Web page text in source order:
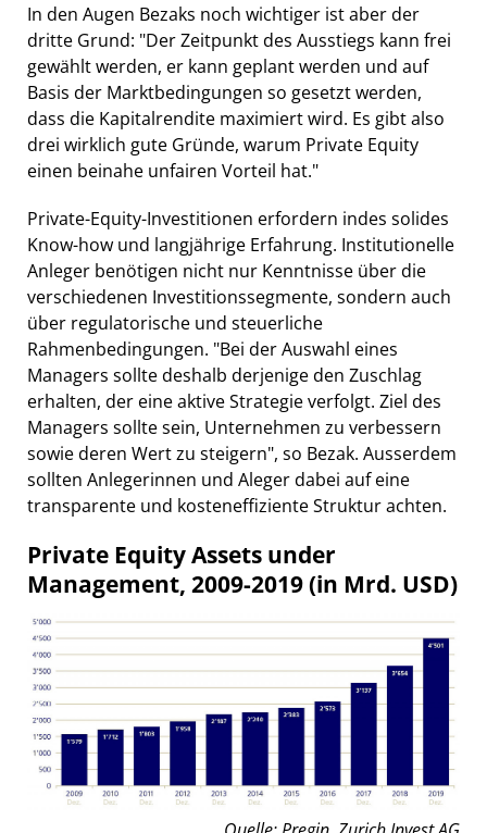
In den Augen Bezaks noch wichtiger ist aber der
dritte Grund: "Der Zeitpunkt des Ausstiegs kann frei
gewählt werden, er kann geplant werden und auf
Basis der Marktbedingungen so gesetzt werden,
dass die Kapitalrendite maximiert wird. Es gibt also
drei wirklich gute Gründe, warum Private Equity
einen beinahe unfairen Vorteil hat."
Private-Equity-Investitionen erfordern indes solides
Know-how und langjährige Erfahrung. Institutionelle
Anleger benötigen nicht nur Kenntnisse über die
verschiedenen Investitionssegmente, sondern auch
über regulatorische und steuerliche
Rahmenbedingungen. "Bei der Auswahl eines
Managers sollte deshalb derjenige den Zuschlag
erhalten, der eine aktive Strategie verfolgt. Ziel des
Managers sollte sein, Unternehmen zu verbessern
sowie deren Wert zu steigern", so Bezak. Ausserdem
sollten Anlegerinnen und Aleger dabei auf eine
transparente und kosteneffiziente Struktur achten.
Private Equity Assets under
Management, 2009-2019 (in Mrd. USD)